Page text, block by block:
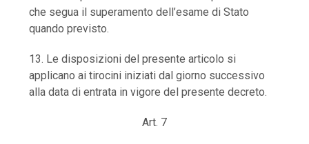
che segua il superamento dell’esame di Stato
quando previsto.
13. Le disposizioni del presente articolo si
applicano ai tirocini iniziati dal giorno successivo
alla data di entrata in vigore del presente decreto.
Art. 7